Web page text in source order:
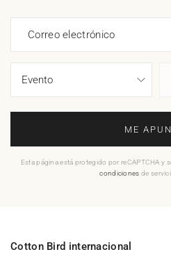
Correo electrónico
ME
Esta página está protegido por reCAPTCHA y
condiciones de
Cotton Bird internacional